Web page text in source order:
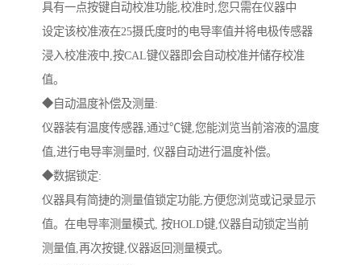
具有一点按键自动校准功能,校准时,您只需在仪器中
设定该校准液在25摄氏度时的电导率值并将电极传感器
浸入校准液中,按CAL键仪器即会自动校准并储存校准
值。
◆自动温度补偿及测量:
仪器装有温度传感器,通过℃键,您能浏览当前溶液的温度
值,进行电导率测量时, 仪器自动进行温度补偿。
◆数据锁定:
仪器具有简捷的测量值锁定功能,方便您浏览或记录显示
值。在电导率测量模式, 按HOLD键,仪器自动锁定当前
测量值,再次按键,仪器返回测量模式。